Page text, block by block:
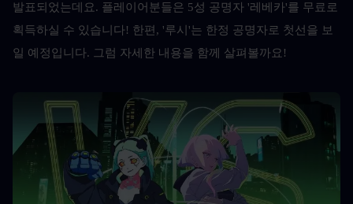
발표되었는데요. 플레이어분들은 5성 공명자 '레베카'를 무료로
획득하실 수 있습니다! 한편, '루시'는 한정 공명자로 첫선을 보
일 예정입니다. 그럼 자세한 내용을 함께 살펴볼까요!